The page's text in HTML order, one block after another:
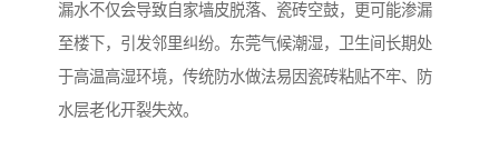
漏水不仅会导致自家墙皮脱落、瓷砖空鼓，更可能渗漏
至楼下，引发邻里纠纷。东莞气候潮湿，卫生间长期处
于高温高湿环境，传统防水做法易因瓷砖粘贴不牢、防
水层老化开裂失效。